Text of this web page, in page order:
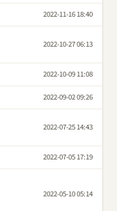
2022-11-16 18:40
2022-10-27 06:13
2022-10-09 11:08
2022-09-02 09:26
2022-07-25 14:43
2022-07-05 17:19
2022-05-10 05:14